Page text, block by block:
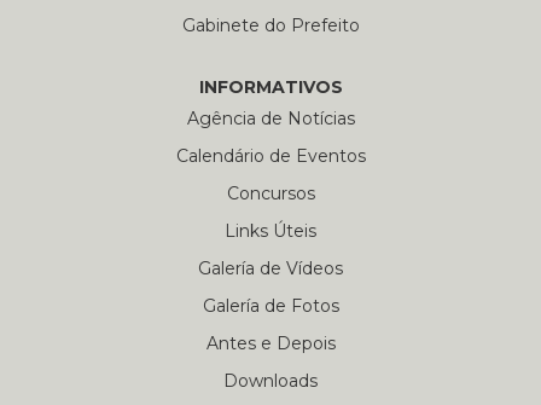
Gabinete do Prefeito
INFORMATIVOS
Agência de Notícias
Calendário de Eventos
Concursos
Links Úteis
Galería de Vídeos
Galería de Fotos
Antes e Depois
Downloads